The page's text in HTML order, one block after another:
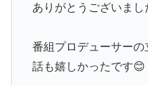
ありがとうございまし
番組プロデューサーの
話も嬉しかったです😊